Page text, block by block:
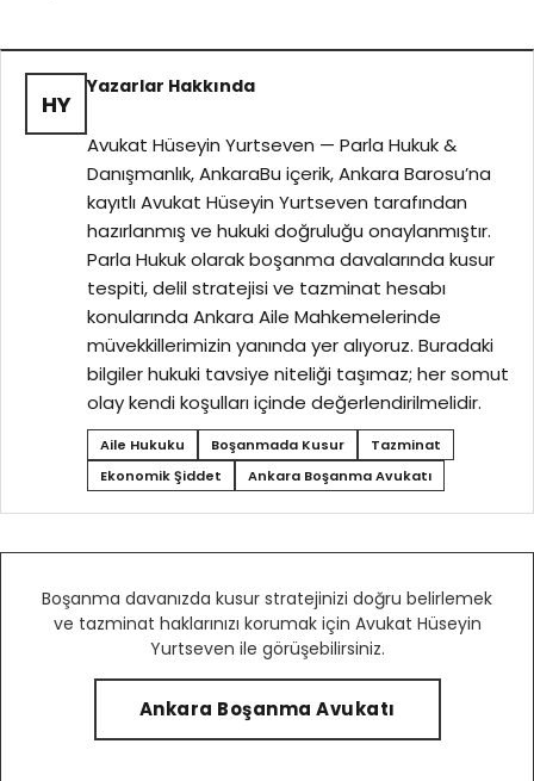
HY
Yazarlar Hakkında
Avukat Hüseyin Yurtseven — Parla Hukuk &
Danışmanlık, AnkaraBu içerik, Ankara Barosu’na
kayıtlı Avukat Hüseyin Yurtseven tarafından
hazırlanmış ve hukuki doğruluğu onaylanmıştır.
Parla Hukuk olarak boşanma davalarında kusur
tespiti, delil stratejisi ve tazminat hesabı
konularında Ankara Aile Mahkemelerinde
müvekkillerimizin yanında yer alıyoruz. Buradaki
bilgiler hukuki tavsiye niteliği taşımaz; her somut
olay kendi koşulları içinde değerlendirilmelidir.
Aile Hukuku Boşanmada Kusur
Tazminat
Ekonomik Şiddet
Ankara Boşanma Avukatı
Boşanma davanızda kusur stratejinizi doğru belirlemek
ve tazminat haklarınızı korumak için Avukat Hüseyin
Yurtseven ile görüşebilirsiniz.
Ankara Boşanma Avukatı